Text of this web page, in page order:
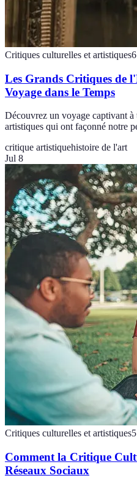
Critiques culturelles et artistiques6
Les Grands Critiques de
Voyage dans le Temps
Découvrez un voyage captivant
artistiques qui ont façonné notre
critique artistiquehistoire de l'art
Jul 8
Critiques culturelles et artistiques5
Comment la Critique
Réseaux Sociaux